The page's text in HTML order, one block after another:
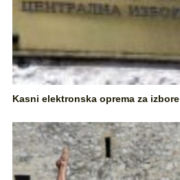
Kasni elektronska oprema za izbore